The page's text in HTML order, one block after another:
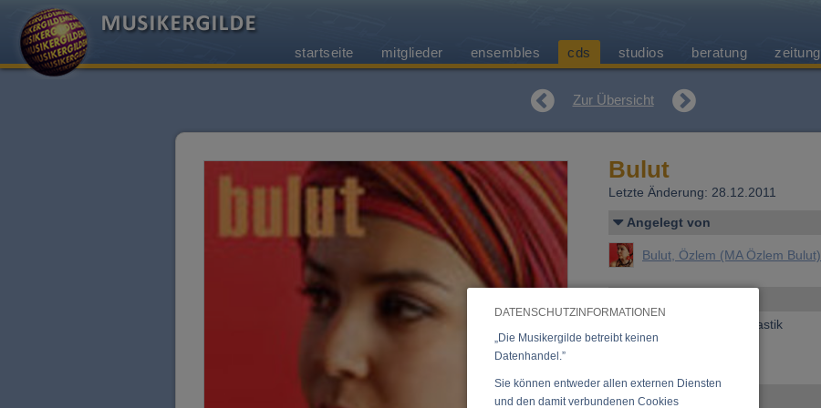
DATENSCHUTZINFORMATIONEN
„Die Musikergilde betreibt keinen
Datenhandel.”
Sie können entweder allen externen Diensten
und den damit verbundenen Cookies
startseite mitglieder ensembles cds studios beratung zeitung
Zur Übersicht
Bulut
Letzte Änderung: 28.12.2011
Angelegt von
Bulut, Özlem (MA Özlem Bulut)
Austroplastik
Preis:15,00 €
Ensemble